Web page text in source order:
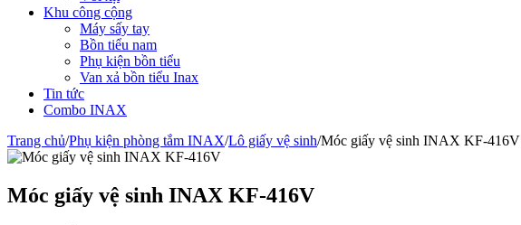
Khu công cộng
Máy sấy tay
Bồn tiểu nam
Phụ kiện bồn tiểu
Van xả bồn tiểu Inax
Tin tức
Combo INAX
Trang chủ/Phụ kiện phòng tắm INAX/Lô giấy vệ sinh/Móc giấy vệ sinh INAX KF-416V
Móc giấy vệ sinh INAX KF-416V